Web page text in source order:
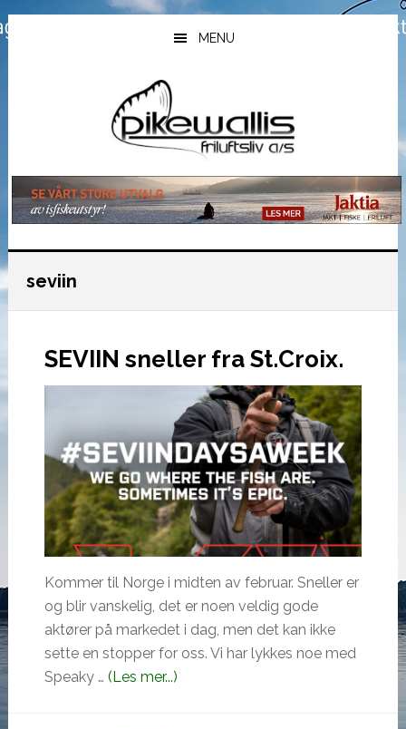
Hopp
til
Hopp
til
Hopp
til
MENU
seviin
SEVIIN sneller fra St.Croix.
Kommer til Norge i midten av februar. Sneller er
og blir vanskelig, det er noen veldig gode
aktører på markedet i dag, men det kan ikke
sette en stopper for oss. Vi har lykkes noe med
Speaky … (Les mer...)omSEVIIN